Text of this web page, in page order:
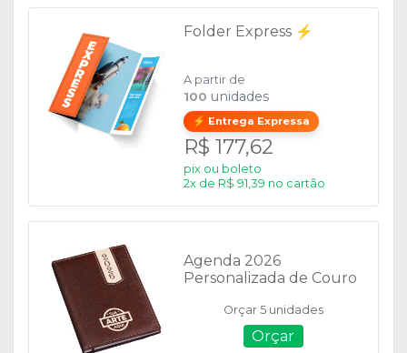
Folder Express ⚡
A partir de
100 unidades
⚡ Entrega Expressa
R$ 177,62
pix ou boleto
2x de R$ 91,39 no cartão
Agenda 2026
Personalizada de Couro
Orçar 5 unidades
Orçar